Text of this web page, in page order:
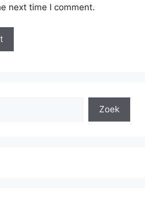
next time I comment.
Zoek